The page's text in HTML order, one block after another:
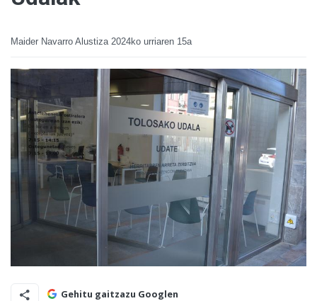
Maider Navarro Alustiza 2024ko urriaren 15a
Gehitu gaitzazu Googlen